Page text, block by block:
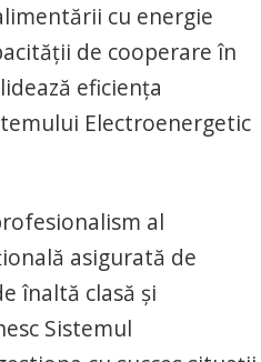
cu energie
de cooperare în
eficienţa
Electroenergetic
al
asigurată de
înaltă clasă şi
Sistemul